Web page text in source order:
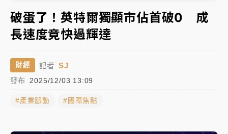
父親節玩樂園！六福村今明2天「爸爸免費」 遠雄海洋
買1送1
中颱白海豚環流掠北海！今明防劇烈降雨 東部高溫飆
中颱白海豚風雨來了！中部以北防豪雨 今晚、明天影
響最劇烈
▲
破蛋了！英特爾獨顯市佔首破0 成
長速度竟快過輝達
財經 記者 SJ
發布 2025/12/03 13:09
#產業脈動 #國際焦點